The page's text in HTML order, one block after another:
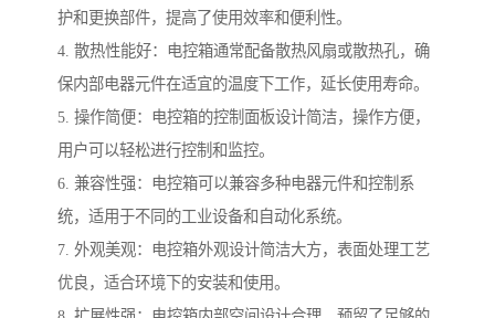
护和更换部件，提高了使用效率和便利性。
4. 散热性能好：电控箱通常配备散热风扇或散热孔，确
保内部电器元件在适宜的温度下工作，延长使用寿命。
5. 操作简便：电控箱的控制面板设计简洁，操作方便，
用户可以轻松进行控制和监控。
6. 兼容性强：电控箱可以兼容多种电器元件和控制系
统，适用于不同的工业设备和自动化系统。
7. 外观美观：电控箱外观设计简洁大方，表面处理工艺
优良，适合环境下的安装和使用。